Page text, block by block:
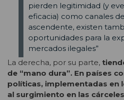
pierden legitimidad (y
eficacia) como canales
ascendente, existen
oportunidades para la
mercados ilegales”
La derecha, por su parte,
de “mano dura”. En países
políticas, implementadas en
al surgimiento en las